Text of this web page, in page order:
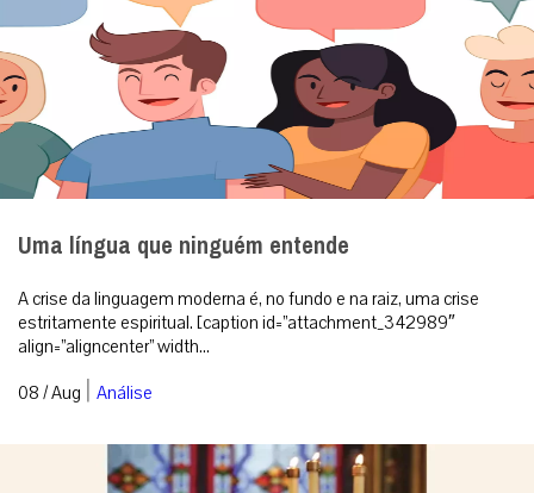
Uma língua que ninguém entende
A crise da linguagem moderna é, no fundo e na raiz, uma crise
estritamente espiritual. [caption id=”attachment_342989″
align=”aligncenter” width...
08 / Aug | Análise